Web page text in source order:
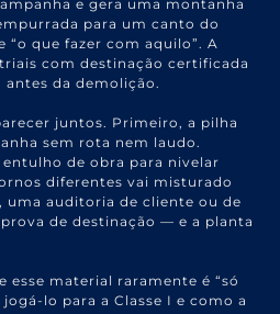
e gera uma montanha
para um canto do
“o que fazer com aquilo”. A
com destinação certificada
antes da demolição.
juntos. Primeiro, a pilha
sem rota nem laudo.
de obra para nivelar
diferentes vai misturado
uma auditoria de cliente ou de
de destinação — e a planta
esse material raramente é “só
lo para a Classe I e como a